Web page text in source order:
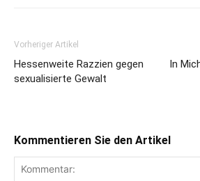
Vorheriger Artikel
Hessenweite Razzien gegen
sexualisierte Gewalt
In
Kommentieren Sie den Artikel